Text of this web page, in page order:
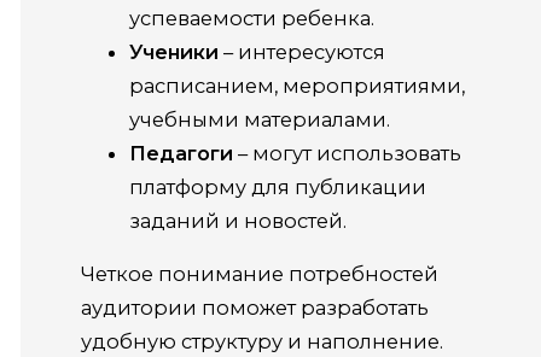
успеваемости ребенка.
Ученики – интересуются
расписанием, мероприятиями,
учебными материалами.
Педагоги – могут использовать
платформу для публикации
заданий и новостей.
Четкое понимание потребностей
аудитории поможет разработать
удобную структуру и наполнение.